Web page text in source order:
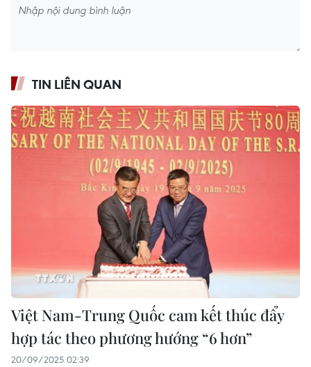
TIN LIÊN QUAN
Việt Nam-Trung Quốc cam kết thúc đẩy
hợp tác theo phương hướng “6 hơn”
20/09/2025 02:39